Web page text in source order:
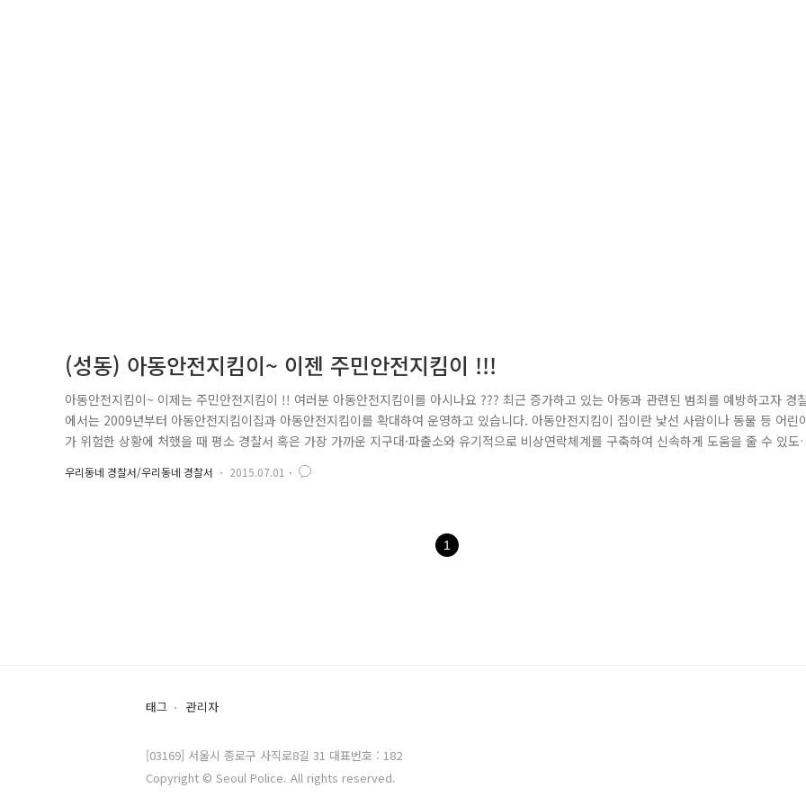
(성동) 아동안전지킴이~ 이젠 주민안전지킴이 !!!
아동안전지킴이~ 이제는 주민안전지킴이 !! 여러분 아동안전지킴이를 아시나요 ??? 최근 증가하고 있는 아동과 관련된 범죄를 예방하고자 경
에서는 2009년부터 아동안전지킴이집과 아동안전지킴이를 확대하여 운영하고 있습니다. 아동안전지킴이 집이란 낯선 사람이나 동물 등 어린
가 위험한 상황에 처했을 때 평소 경찰서 혹은 가장 가까운 지구대·파출소와 유기적으로 비상연락체계를 구축하여 신속하게 도움을 줄 수 있도
록 지정된 곳으로서 보통 초등학교 앞 문구점, 태권도 학원, 슈퍼 등등이 아동안전지킴이 집으로 운영되고 있습니다. 그렇다면~ 아동안전지킴이
란 ?? 어린이들이 학교수업을 마치고 일상생활을 하는 시간대에 놀이터, 초등학교 주변 통학로, 공원 등 어린이들이 많고 아동범죄 발생 우려가
우리동네 경찰서/우리동네 경찰서 2015.07.01
1
태그 관리자
[03169] 서울시 종로구 사직로8길 31 대표번호 : 182
Copyright © Seoul Police. All rights reserved.